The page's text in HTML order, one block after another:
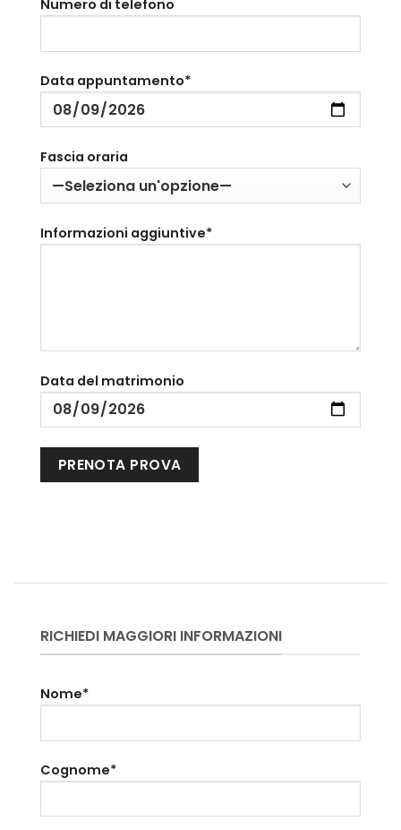
Numero di telefono
Data appuntamento*
Fascia oraria
Informazioni aggiuntive*
Data del matrimonio
RICHIEDI MAGGIORI INFORMAZIONI
Nome*
Cognome*